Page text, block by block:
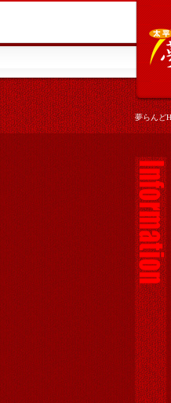
夢らんど